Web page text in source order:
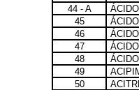
44 - A
45
46
47
48
49
50